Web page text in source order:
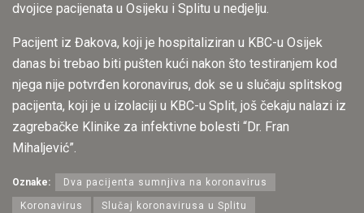
dvojice pacijenata u Osijeku i Splitu u nedjelju.
Pacijent iz Đakova, koji je hospitaliziran u KBC-u Osijek
danas bi trebao biti pušten kući nakon što testiranjem kod
njega nije potvrđen koronavirus, dok se u slučaju splitskog
pacijenta, koji je u izolaciji u KBC-u Split, još čekaju nalazi iz
zagrebačke Klinike za infektivne bolesti “Dr. Fran
Mihaljević”.
Oznake: Dva pacijenta sumnjiva na koronavirus
Koronavirus Slučaj koronavirusa u Splitu